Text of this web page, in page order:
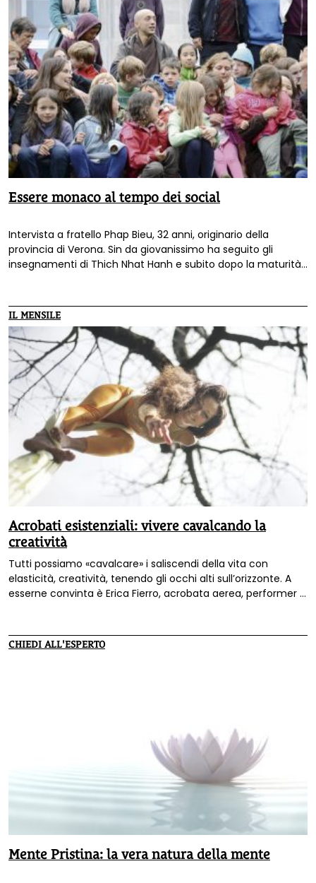
Essere monaco al tempo dei social
Intervista a fratello Phap Bieu, 32 anni, originario della
provincia di Verona. Sin da giovanissimo ha seguito gli
insegnamenti di Thich Nhat Hanh e subito dopo la maturità
Village. Recentemente, con un piccolo gruppo di giovani
monaci italiani, ha trascorso un lungo periodo in un eremo
in Toscana, promuovendo ritiri e incontri aperti a tutti.
IL MENSILE
Acrobati esistenziali: vivere cavalcando la
creatività
Tutti possiamo «cavalcare» i saliscendi della vita con
elasticità, creatività, tenendo gli occhi alti sull’orizzonte. A
esserne convinta è Erica Fierro, acrobata aerea, performer e
CHIEDI ALL'ESPERTO
Mente Pristina: la vera natura della mente